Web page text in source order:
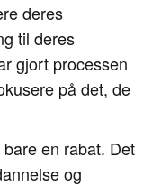
deres
til deres
gjort processen
på det, de
en rabat. Det
og